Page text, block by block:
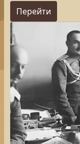
Перейти